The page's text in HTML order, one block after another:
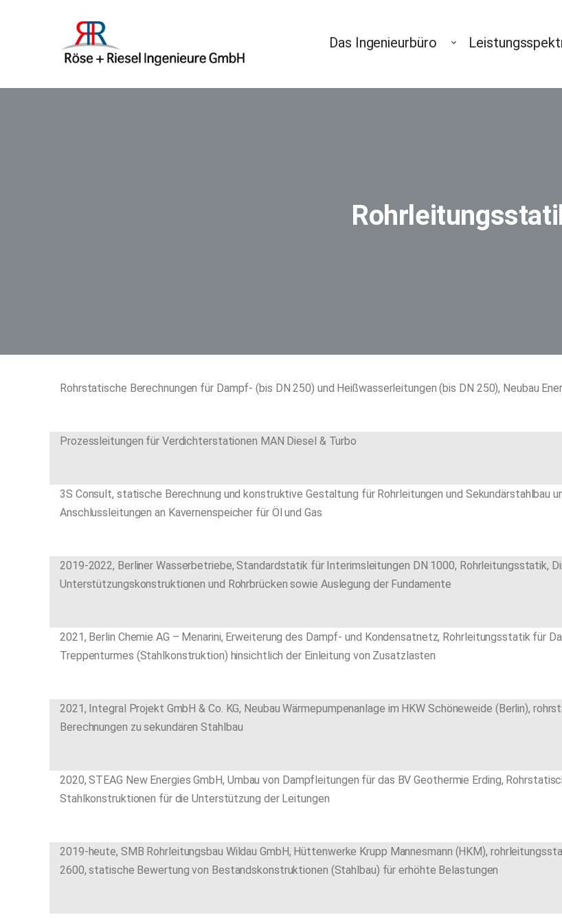
Das Ingenieurbüro
Rohrstatische Berechnungen für Dampf- (bis DN 250) und Heißwasserleitungen (bis DN 250), Neubau
Prozessleitungen für Verdichterstationen MAN Diesel & Turbo
3S Consult, statische Berechnung und konstruktive Gestaltung für Rohrleitungen und Sekundärstahlbau
Anschlussleitungen an Kavernenspeicher für Öl und Gas
2019-2022, Berliner Wasserbetriebe, Standardstatik für Interimsleitungen DN 1000, Rohrleitungsstatik,
Unterstützungskonstruktionen und Rohrbrücken sowie Auslegung der Fundamente
2021, Berlin Chemie AG – Menarini, Erweiterung des Dampf- und Kondensatnetz, Rohrleitungsstatik für
Treppenturmes (Stahlkonstruktion) hinsichtlich der Einleitung von Zusatzlasten
2021, Integral Projekt GmbH & Co. KG, Neubau Wärmepumpenanlage im HKW Schöneweide (Berlin),
Berechnungen zu sekundären Stahlbau
2020, STEAG New Energies GmbH, Umbau von Dampfleitungen für das BV Geothermie Erding,
Stahlkonstruktionen für die Unterstützung der Leitungen
2019-heute, SMB Rohrleitungsbau Wildau GmbH, Hüttenwerke Krupp Mannesmann (HKM),
2600, statische Bewertung von Bestandskonstruktionen (Stahlbau) für erhöhte Belastungen